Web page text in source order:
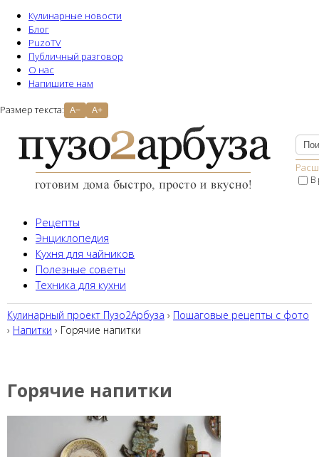
Кулинарные новости
Блог
PuzoTV
Публичный разговор
О нас
Напишите нам
Размер текста: A− A+
В
Рецепты
Энциклопедия
Кухня для чайников
Полезные советы
Техника для кухни
Кулинарный проект Пузо2Aрбуза › Пошаговые рецепты с фото
› Напитки › Горячие напитки
Горячие напитки